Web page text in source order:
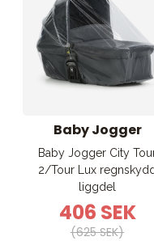
Baby Jogger
Baby Jogger City
2/Tour Lux regnskydd
liggdel
406 SEK
(625 SEK)
Sol och
Kontakta oss